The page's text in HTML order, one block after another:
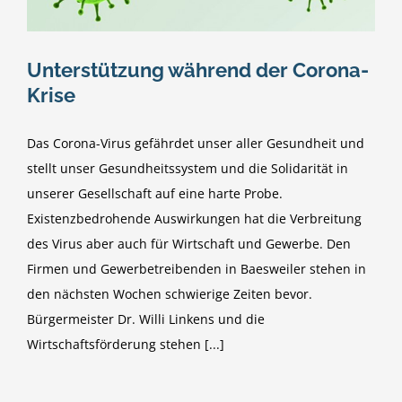
Unterstützung während der Corona-
Krise
Das Corona-Virus gefährdet unser aller Gesundheit und
stellt unser Gesundheitssystem und die Solidarität in
unserer Gesellschaft auf eine harte Probe.
Existenzbedrohende Auswirkungen hat die Verbreitung
des Virus aber auch für Wirtschaft und Gewerbe. Den
Firmen und Gewerbetreibenden in Baesweiler stehen in
den nächsten Wochen schwierige Zeiten bevor.
Bürgermeister Dr. Willi Linkens und die
Wirtschaftsförderung stehen [...]